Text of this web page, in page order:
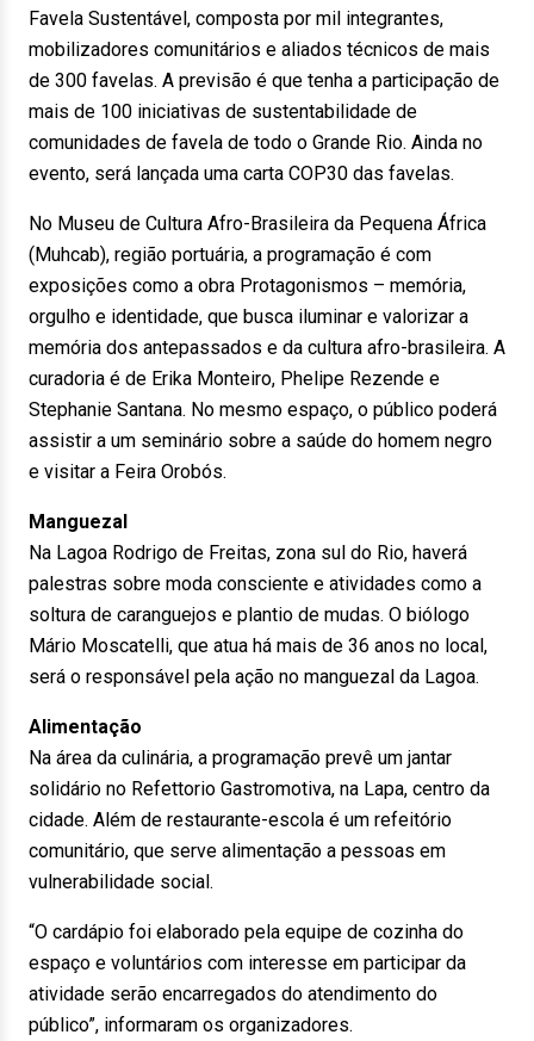
Favela Sustentável, composta por mil integrantes,
mobilizadores comunitários e aliados técnicos de mais
de 300 favelas. A previsão é que tenha a participação de
mais de 100 iniciativas de sustentabilidade de
comunidades de favela de todo o Grande Rio. Ainda no
evento, será lançada uma carta COP30 das favelas.
No Museu de Cultura Afro-Brasileira da Pequena África
(Muhcab), região portuária, a programação é com
exposições como a obra Protagonismos – memória,
orgulho e identidade, que busca iluminar e valorizar a
memória dos antepassados e da cultura afro-brasileira. A
curadoria é de Erika Monteiro, Phelipe Rezende e
Stephanie Santana. No mesmo espaço, o público poderá
assistir a um seminário sobre a saúde do homem negro
e visitar a Feira Orobós.
Manguezal
Na Lagoa Rodrigo de Freitas, zona sul do Rio, haverá
palestras sobre moda consciente e atividades como a
soltura de caranguejos e plantio de mudas. O biólogo
Mário Moscatelli, que atua há mais de 36 anos no local,
será o responsável pela ação no manguezal da Lagoa.
Alimentação
Na área da culinária, a programação prevê um jantar
solidário no Refettorio Gastromotiva, na Lapa, centro da
cidade. Além de restaurante-escola é um refeitório
comunitário, que serve alimentação a pessoas em
vulnerabilidade social.
“O cardápio foi elaborado pela equipe de cozinha do
espaço e voluntários com interesse em participar da
atividade serão encarregados do atendimento do
público”, informaram os organizadores.